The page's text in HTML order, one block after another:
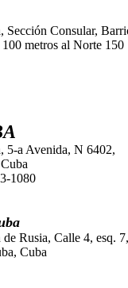
Sección Consular,
metros al Norte 150
5-a Avenida, N 6402,
1080
Rusia, Calle 4, esq. 7,
Cuba